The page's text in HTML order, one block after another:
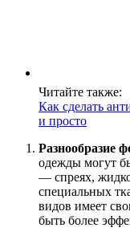
Читайте также:
Как сделать
и просто
Разнообразие
одежды могут
— спреях,
специальных
видов имеет
быть более